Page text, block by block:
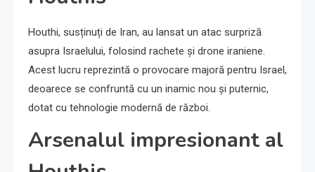
Houthi, susținuți de Iran, au lansat un atac surpriză
asupra Israelului, folosind rachete și drone iraniene.
Acest lucru reprezintă o provocare majoră pentru Israel,
deoarece se confruntă cu un inamic nou și puternic,
dotat cu tehnologie modernă de război.
Arsenalul impresionant al